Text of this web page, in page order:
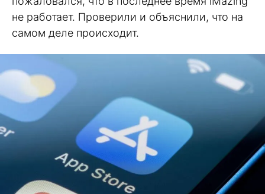
не работает. Проверили и объяснили, что на
самом деле происходит.